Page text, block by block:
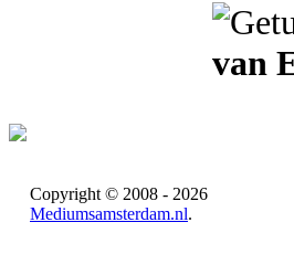
van
Copyright © 2008 - 2026
Mediumsamsterdam.nl.